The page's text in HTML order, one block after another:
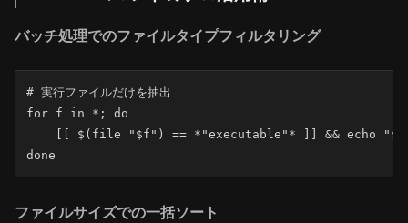
バッチ処理でのファイルタイプフィルタリング
# 実行ファイルだけを抽出
for f in *; do
[[ $(file "$f") == *"executable"* ]] && echo
done
ファイルサイズでの一括ソート